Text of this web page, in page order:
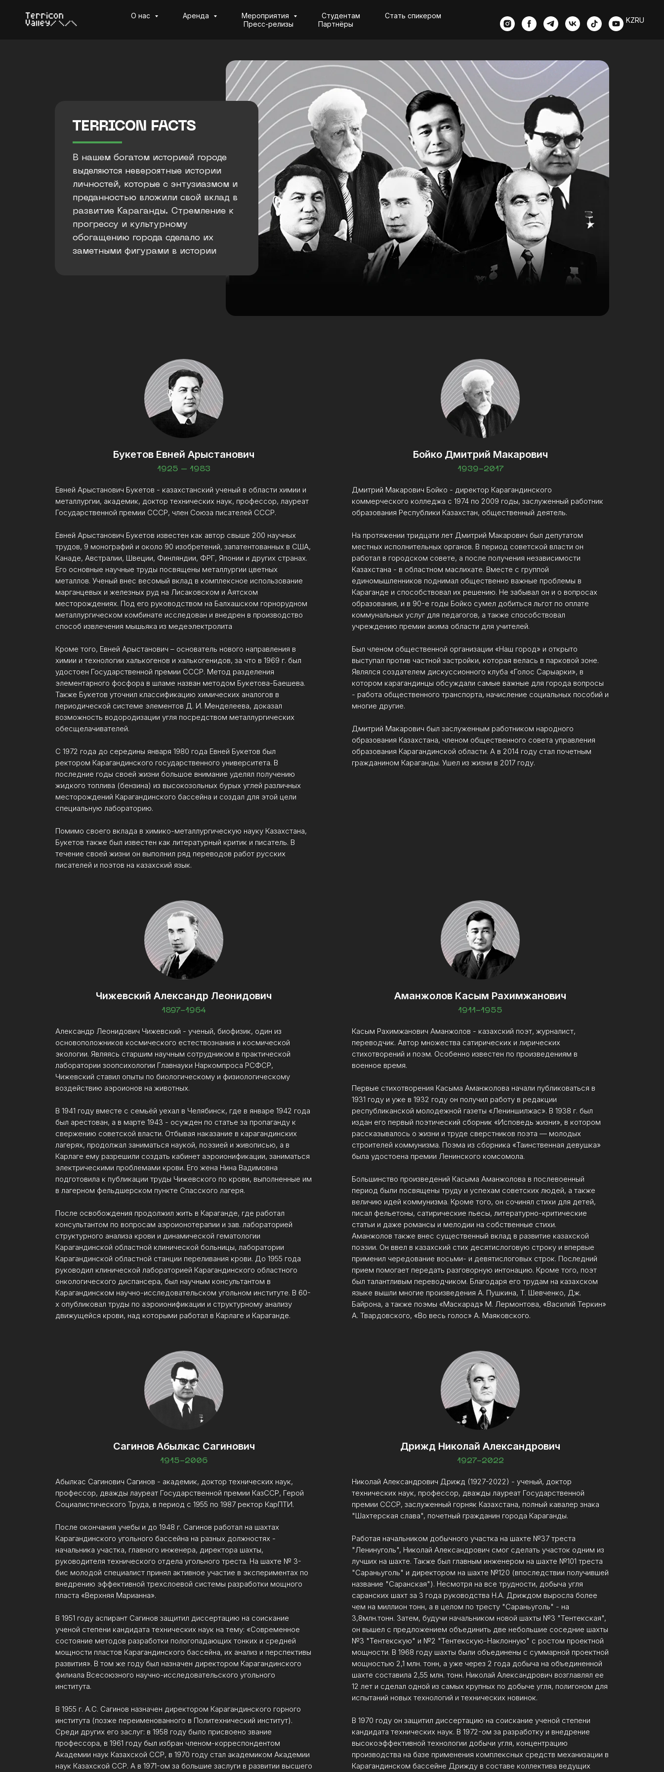
О нас Аренда Мероприятия Студентам
Стать спикером
Пресс-релизы
Партнёры KZRU
TERRICON FACTS
В нашем богатом историей городе
выделяются невероятные истории
личностей, которые с энтузиазмом и
преданностью вложили свой вклад в
развитие Караганды. Стремление к
прогрессу и культурному
обогащению города сделало их
заметными фигурами в истории
Букетов Евней Арыстанович
1925 – 1983
Евней Арыстанович Букетов - казахстанский ученый в области химии и
металлургии, академик, доктор технических наук, профессор, лауреат
Государственной премии СССР, член Союза писателей СССР.
Евней Арыстанович Букетов известен как автор свыше 200 научных
трудов, 9 монографий и около 90 изобретений, запатентованных в США,
Канаде, Австралии, Швеции, Финляндии, ФРГ, Японии и других странах.
Его основные научные труды посвящены металлургии цветных
металлов. Ученый внес весомый вклад в комплексное использование
марганцевых и железных руд на Лисаковском и Аятском
месторождениях. Под его руководством на Балхашском горнорудном
металлургическом комбинате исследован и внедрен в производство
способ извлечения мышьяка из медеэлектролита
Кроме того, Евней Арыстанович – основатель нового направления в
химии и технологии халькогенов и халькогенидов, за что в 1969 г. был
удостоен Государственной премии СССР. Метод разделения
элементарного фосфора в шламе назван методом Букетова-Баешева.
Также Букетов уточнил классификацию химических аналогов в
периодической системе элементов Д. И. Менделеева, доказал
возможность водородизации угля посредством металлургических
обесщелачивателей.
С 1972 года до середины января 1980 года Евней Букетов был
ректором Карагандинского государственного университета. В
последние годы своей жизни большое внимание уделял получению
жидкого топлива (бензина) из высокозольных бурых углей различных
месторождений Карагандинского бассейна и создал для этой цели
специальную лабораторию.
Помимо своего вклада в химико-металлургическую науку Казахстана,
Букетов также был известен как литературный критик и писатель. В
течение своей жизни он выполнил ряд переводов работ русских
писателей и поэтов на казахский язык.
Бойко Дмитрий Макарович
1939-2017
Дмитрий Макарович Бойко - директор Карагандинского
коммерческого колледжа с 1974 по 2009 годы, заслуженный работник
образования Республики Казахстан, общественный деятель.
На протяжении тридцати лет Дмитрий Макарович был депутатом
местных исполнительных органов. В период советской власти он
работал в городском совете, а после получения независимости
Казахстана - в областном маслихате. Вместе с группой
единомышленников поднимал общественно важные проблемы в
Караганде и способствовал их решению. Не забывал он и о вопросах
образования, и в 90-е годы Бойко сумел добиться льгот по оплате
коммунальных услуг для педагогов, а также способствовал
учреждению премии акима области для учителей.
Был членом общественной организации «Наш город» и открыто
выступал против частной застройки, которая велась в парковой зоне.
Являлся создателем дискуссионного клуба «Голос Сарыарки», в
котором карагандинцы обсуждали самые важные для города вопросы
- работа общественного транспорта, начисление социальных пособий и
многие другие.
Дмитрий Макарович был заслуженным работником народного
образования Казахстана, членом общественного совета управления
образования Карагандинской области. А в 2014 году стал почетным
гражданином Караганды. Ушел из жизни в 2017 году.
Чижевский Александр Леонидович
1897-1964
Александр Леонидович Чижевский - ученый, биофизик, один из
основоположников космического естествознания и космической
экологии. Являясь старшим научным сотрудником в практической
лаборатории зоопсихологии Главнауки Наркомпроса РСФСР,
Чижевский ставил опыты по биологическому и физиологическому
воздействию аэроионов на животных.
В 1941 году вместе с семьёй уехал в Челябинск, где в январе 1942 года
был арестован, а в марте 1943 - осужден по статье за пропаганду к
свержению советской власти. Отбывая наказание в карагандинских
лагерях, продолжал заниматься наукой, поэзией и живописью, а в
Карлаге ему разрешили создать кабинет аэроионификации, заниматься
электрическими проблемами крови. Его жена Нина Вадимовна
подготовила к публикации труды Чижевского по крови, выполненные им
в лагерном фельдшерском пункте Спасского лагеря.
После освобождения продолжил жить в Караганде, где работал
консультантом по вопросам аэроионотерапии и зав. лабораторией
структурного анализа крови и динамической гематологии
Карагандинской областной клинической больницы, лаборатории
Карагандинской областной станции переливания крови. До 1955 года
руководил клинической лабораторией Карагандинского областного
онкологического диспансера, был научным консультантом в
Карагандинском научно-исследовательском угольном институте. В 60-
х опубликовал труды по аэроионификации и структурному анализу
движущейся крови, над которыми работал в Карлаге и Караганде.
Аманжолов Касым Рахимжанович
1911-1955
Касым Рахимжанович Аманжолов - казахский поэт, журналист,
переводчик. Автор множества сатирических и лирических
стихотворений и поэм. Особенно известен по произведениям в
военное время.
Первые стихотворения Касыма Аманжолова начали публиковаться в
1931 году и уже в 1932 году он получил работу в редакции
республиканской молодежной газеты «Лениншилжас». В 1938 г. был
издан его первый поэтический сборник «Исповедь жизни», в котором
рассказывалось о жизни и труде сверстников поэта — молодых
строителей коммунизма. Поэма из сборника «Таинственная девушка»
была удостоена премии Ленинского комсомола.
Большинство произведений Касыма Аманжолова в послевоенный
период были посвящены труду и успехам советских людей, а также
величию идей коммунизма. Кроме того, он сочинял стихи для детей,
писал фельетоны, сатирические пьесы, литературно-критические
статьи и даже романсы и мелодии на собственные стихи.
Аманжолов также внес существенный вклад в развитие казахской
поэзии. Он ввел в казахский стих десятислоговую строку и впервые
применил чередование восьми- и девятислоговых строк. Последний
прием помогает передать разговорную интонацию. Кроме того, поэт
был талантливым переводчиком. Благодаря его трудам на казахском
языке вышли многие произведения А. Пушкина, Т. Шевченко, Дж.
Байрона, а также поэмы «Маскарад» М. Лермонтова, «Василий Теркин»
А. Твардовского, «Во весь голос» А. Маяковского.
Сагинов Абылкас Сагинович
1915-2006
Абылкас Сагинович Сагинов - академик, доктор технических наук,
профессор, дважды лауреат Государственной премии КазССР, Герой
Социалистического Труда, в период с 1955 по 1987 ректор КарПТИ.
После окончания учебы и до 1948 г. Сагинов работал на шахтах
Карагандинского угольного бассейна на разных должностях -
начальника участка, главного инженера, директора шахты,
руководителя технического отдела угольного треста. На шахте № 3-
бис молодой специалист принял активное участие в экспериментах по
внедрению эффективной трехслоевой системы разработки мощного
пласта «Верхняя Марианна».
В 1951 году аспирант Сагинов защитил диссертацию на соискание
ученой степени кандидата технических наук на тему: «Современное
состояние методов разработки пологопадающих тонких и средней
мощности пластов Карагандинского бассейна, их анализ и перспективы
развития». В том же году был назначен директором Карагандинского
филиала Всесоюзного научно-исследовательского угольного
института.
В 1955 г. А.С. Сагинов назначен директором Карагандинского горного
института (позже переименованного в Политехнический институт).
Среди других его заслуг: в 1958 году было присвоено звание
профессора, в 1961 году был избран членом-корреспондентом
Академии наук Казахской ССР, в 1970 году стал академиком Академии
наук Казахской ССР. А в 1971-ом за большие заслуги в развитии высшего
Дрижд Николай Александрович
1927-2022
Николай Александрович Дрижд (1927-2022) - ученый, доктор
технических наук, профессор, дважды лауреат Государственной
премии СССР, заслуженный горняк Казахстана, полный кавалер знака
"Шахтерская слава", почетный гражданин города Караганды.
Работая начальником добычного участка на шахте №37 треста
"Ленинуголь", Николай Александрович смог сделать участок одним из
лучших на шахте. Также был главным инженером на шахте №101 треста
"Сараньуголь" и директором на шахте №120 (впоследствии получившей
название "Саранская"). Несмотря на все трудности, добыча угля
саранских шахт за 3 года руководства Н.А. Дриждом выросла более
чем на миллион тонн, а в целом по тресту "Сараньуголь" - на
3,8млн.тонн. Затем, будучи начальником новой шахты №3 "Тентекская",
он вышел с предложением объединить две небольшие соседние шахты
№3 "Тентекскую" и №2 "Тентекскую-Наклонную" с ростом проектной
мощности. В 1968 году шахты были объединены с суммарной проектной
мощностью 2,1 млн. тонн, а уже через 2 года добыча на объединенной
шахте составила 2,55 млн. тонн. Николай Александрович возглавлял ее
12 лет и сделал одной из самых крупных по добыче угля, полигоном для
испытаний новых технологий и технических новинок.
В 1970 году он защитил диссертацию на соискание ученой степени
кандидата технических наук. В 1972-ом за разработку и внедрение
высокоэффективной технологии добычи угля, концентрацию
производства на базе применения комплексных средств механизации в
Карагандинском бассейне Дрижду в составе коллектива ведущих